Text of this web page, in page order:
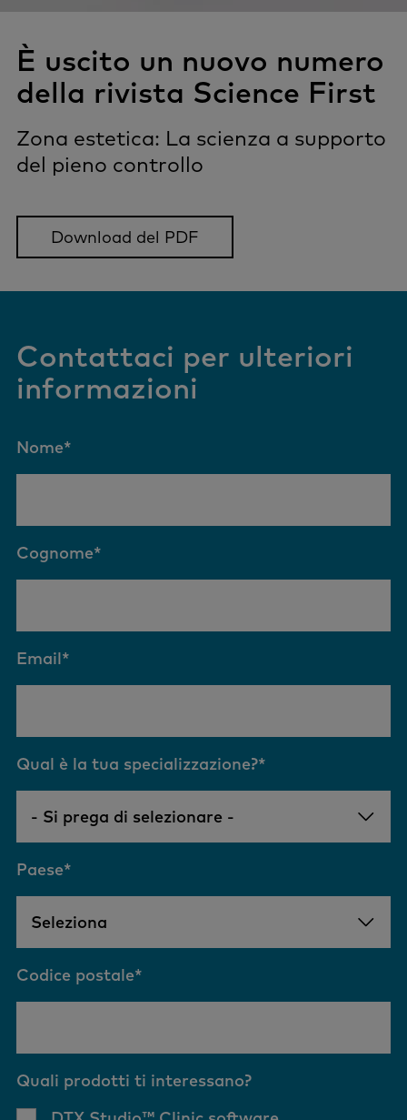
È uscito un nuovo numero
della rivista Science First
Zona estetica: La scienza a supporto
del pieno controllo
Download del PDF
Contattaci per ulteriori
informazioni
Nome*
Cognome*
Email*
Qual è la tua specializzazione?*
Paese*
Codice postale*
Quali prodotti ti interessano?